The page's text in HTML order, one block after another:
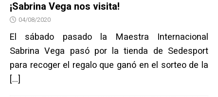
¡Sabrina Vega nos visita!
04/08/2020
El sábado pasado la Maestra Internacional
Sabrina Vega pasó por la tienda de Sedesport
para recoger el regalo que ganó en el sorteo de la
[…]